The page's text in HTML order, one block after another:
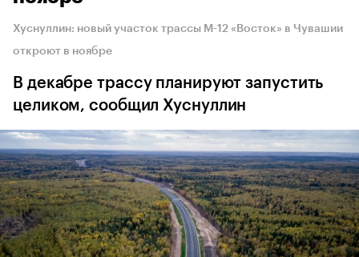
Хуснуллин: новый участок трассы М-12 «Восток» в Чувашии
откроют в ноябре
В декабре трассу планируют запустить
целиком, сообщил Хуснуллин